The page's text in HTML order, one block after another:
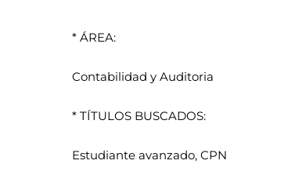
* ÁREA:
Contabilidad y Auditoria
* TÍTULOS BUSCADOS:
Estudiante avanzado, CPN